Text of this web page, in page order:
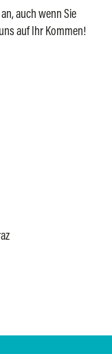
auch wenn Sie
auf Ihr Kommen!